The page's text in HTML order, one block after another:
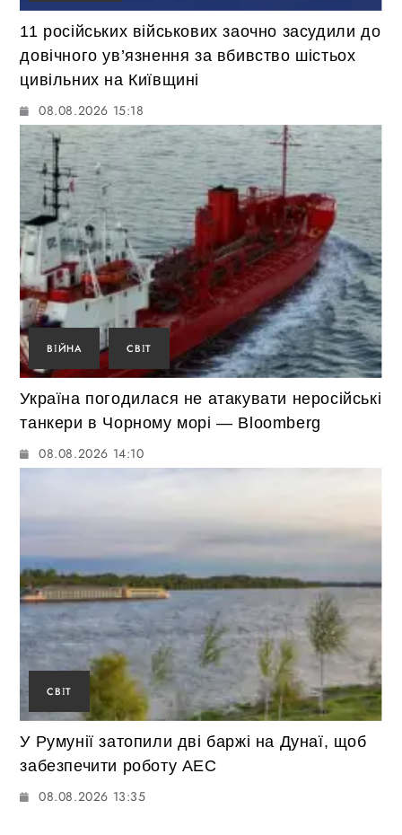
11 російських військових заочно засудили до
довічного ув’язнення за вбивство шістьох
цивільних на Київщині
08.08.2026 15:18
ВІЙНА СВІТ
Україна погодилася не атакувати неросійські
танкери в Чорному морі — Bloomberg
08.08.2026 14:10
СВІТ
У Румунії затопили дві баржі на Дунаї, щоб
забезпечити роботу АЕС
08.08.2026 13:35